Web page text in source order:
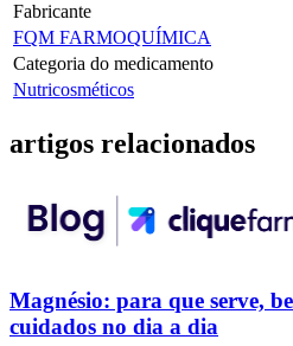
Fabricante
FQM FARMOQUÍMICA
Categoria do medicamento
Nutricosméticos
artigos relacionados
Magnésio: para que serve,
cuidados no dia a dia